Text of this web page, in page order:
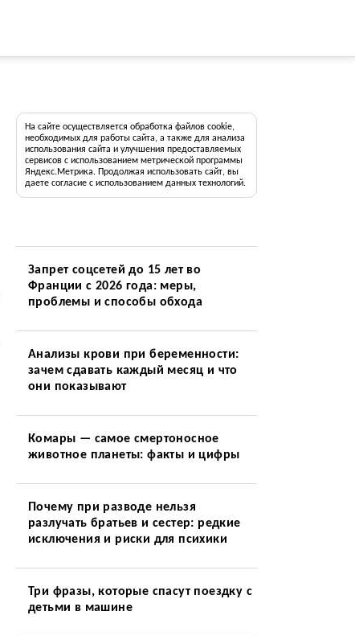
На сайте осуществляется обработка файлов cookie,
необходимых для работы сайта, а также для анализа
использования сайта и улучшения предоставляемых
сервисов с использованием метрической программы
Яндекс.Метрика. Продолжая использовать сайт, вы
даете согласие с использованием данных технологий.
Запрет соцсетей до 15 лет во
Франции с 2026 года: меры,
проблемы и способы обхода
Анализы крови при беременности:
зачем сдавать каждый месяц и что
они показывают
Комары — самое смертоносное
животное планеты: факты и цифры
Почему при разводе нельзя
разлучать братьев и сестер: редкие
исключения и риски для психики
Три фразы, которые спасут поездку с
детьми в машине